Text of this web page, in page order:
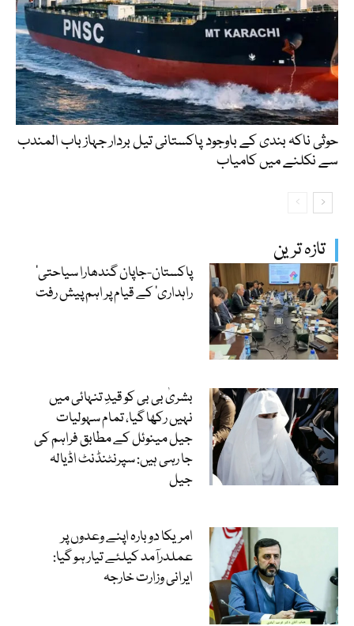
تازہ ترین
‘پاکستان-جاپان گندھارا سیاحتی
راہداری’ کے قیام پر اہم پیش رفت
بشریٰ بی بی کو قیدِ تنہائی میں
نہیں رکھا گیا، تمام سہولیات
جیل مینوئل کے مطابق فراہم کی
جا رہی ہیں: سپرنٹنڈنٹ اڈیالہ
جیل
امریکا دوبارہ اپنے وعدوں پر
عملدرآمد کیلئے تیار ہو گیا:
ایرانی وزارت خارجہ
حوثی ناکہ بندی کے باوجود پاکستانی تیل بردار جہاز باب المندب
سے نکلنے میں کامیاب